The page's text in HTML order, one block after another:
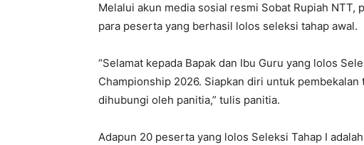
Melalui akun media sosial resmi Sobat Rupiah NTT,
para peserta yang berhasil lolos seleksi tahap awal.
“Selamat kepada Bapak dan Ibu Guru yang lolos
Championship 2026. Siapkan diri untuk
dihubungi oleh panitia,” tulis panitia.
Adapun 20 peserta yang lolos Seleksi Tahap I